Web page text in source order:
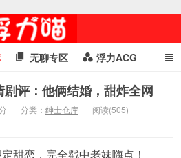
无聊专区 浮力ACG
讯 头条女神 萌妹专区
评：他俩结婚，甜炸全网
分类： 绅士仓库
阅读(505)
甜恋，完全戳中老妹嗨点！